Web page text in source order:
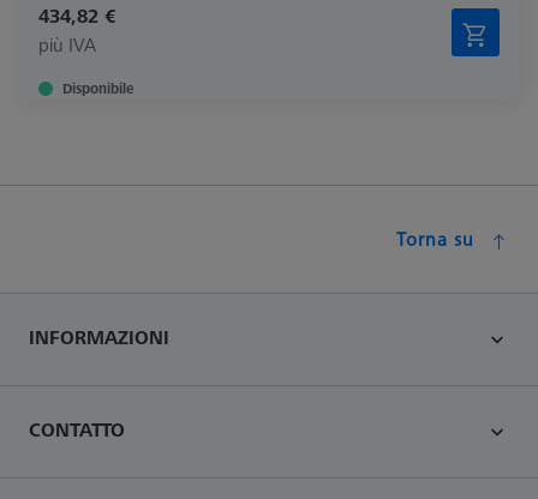
434,82 €
più IVA
Disponibile
Torna su
INFORMAZIONI
CONTATTO